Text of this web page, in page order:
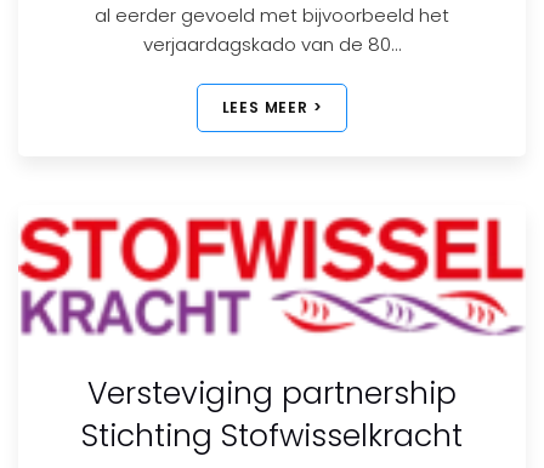
al eerder gevoeld met bijvoorbeeld het
verjaardagskado van de 80…
LEES MEER >
Versteviging partnership
Stichting Stofwisselkracht